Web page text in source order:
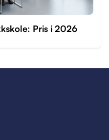
Pris i 2026